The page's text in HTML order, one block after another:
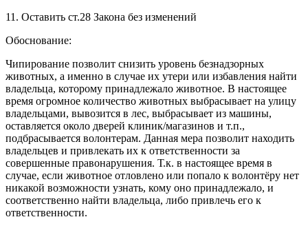
11. Оставить ст.28 Закона без изменений
Обоснование:
Чипирование позволит снизить уровень безнадзорных
животных, а именно в случае их утери или избавления найти
владельца, которому принадлежало животное. В настоящее
время огромное количество животных выбрасывает на улицу
владельцами, вывозится в лес, выбрасывает из машины,
оставляется около дверей клиник/магазинов и т.п.,
подбрасывается волонтерам. Данная мера позволит находить
владельцев и привлекать их к ответственности за
совершенные правонарушения. Т.к. в настоящее время в
случае, если животное отловлено или попало к волонтёру нет
никакой возможности узнать, кому оно принадлежало, и
соответственно найти владельца, либо привлечь его к
ответственности.